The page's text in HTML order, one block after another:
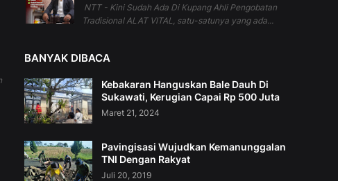
NTT - Kini Sudah Ada Di Kupang Ahli Pengobatan
Tradisional ALAT VITAL, satu-satunya yang ada...
BANYAK DIBACA
Kebakaran Hanguskan Bale Dauh Di
Sukawati, Kerugian Capai Rp 500 Juta
Maret 21, 2024
Pavingisasi Wujudkan Kemanunggalan
TNI Dengan Rakyat
Juli 20, 2019